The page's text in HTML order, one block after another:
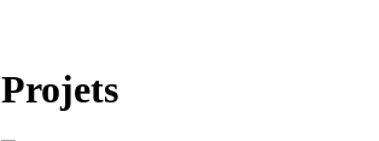
Projets